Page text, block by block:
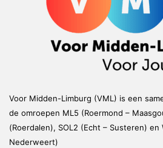
Voor Midden-Limburg (VML) is een
de omroepen ML5 (Roermond –
(Roerdalen), SOL2 (Echt – Susteren) en
Nederweert)